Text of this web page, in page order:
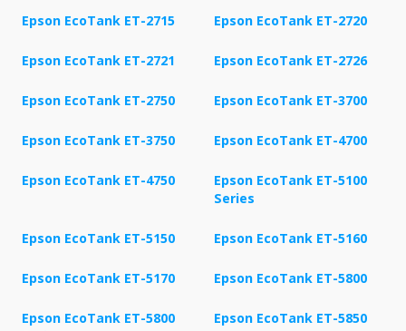
Epson EcoTank ET-2715 Epson EcoTank ET-2720
Epson EcoTank ET-2721 Epson EcoTank ET-2726
Epson EcoTank ET-2750 Epson EcoTank ET-3700
Epson EcoTank ET-3750 Epson EcoTank ET-4700
Epson EcoTank ET-4750
Epson EcoTank ET-5100
Series
Epson EcoTank ET-5150 Epson EcoTank ET-5160
Epson EcoTank ET-5170 Epson EcoTank ET-5800
Epson EcoTank ET-5800
Epson EcoTank ET-5850